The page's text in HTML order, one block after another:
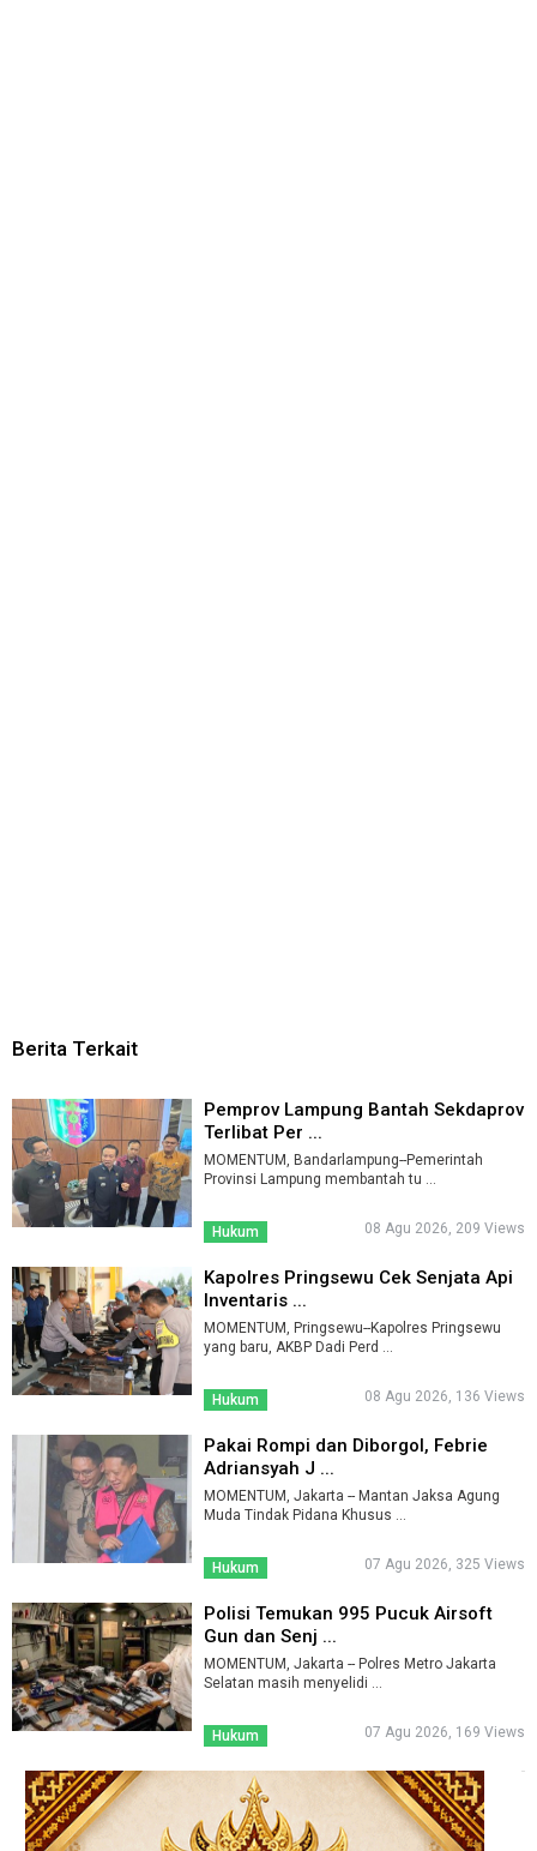
Berita Terkait
Pemprov Lampung Bantah Sekdaprov
Terlibat Per ...
MOMENTUM, Bandarlampung--Pemerintah
Provinsi Lampung membantah tu ...
Hukum 08 Agu 2026, 209 Views
Kapolres Pringsewu Cek Senjata Api
Inventaris ...
MOMENTUM, Pringsewu--Kapolres Pringsewu
yang baru, AKBP Dadi Perd ...
Hukum 08 Agu 2026, 136 Views
Pakai Rompi dan Diborgol, Febrie
Adriansyah J ...
MOMENTUM, Jakarta -- Mantan Jaksa Agung
Muda Tindak Pidana Khusus ...
Hukum 07 Agu 2026, 325 Views
Polisi Temukan 995 Pucuk Airsoft
Gun dan Senj ...
MOMENTUM, Jakarta -- Polres Metro Jakarta
Selatan masih menyelidi ...
Hukum 07 Agu 2026, 169 Views